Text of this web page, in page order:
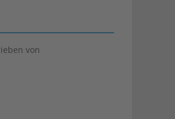
von